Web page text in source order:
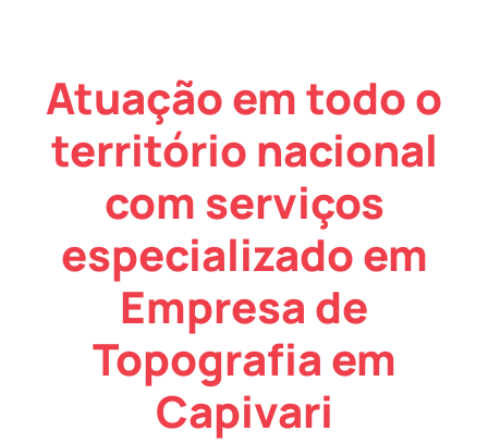
Atuação em todo o
território nacional
com serviços
especializado em
Empresa de
Topografia em
Capivari